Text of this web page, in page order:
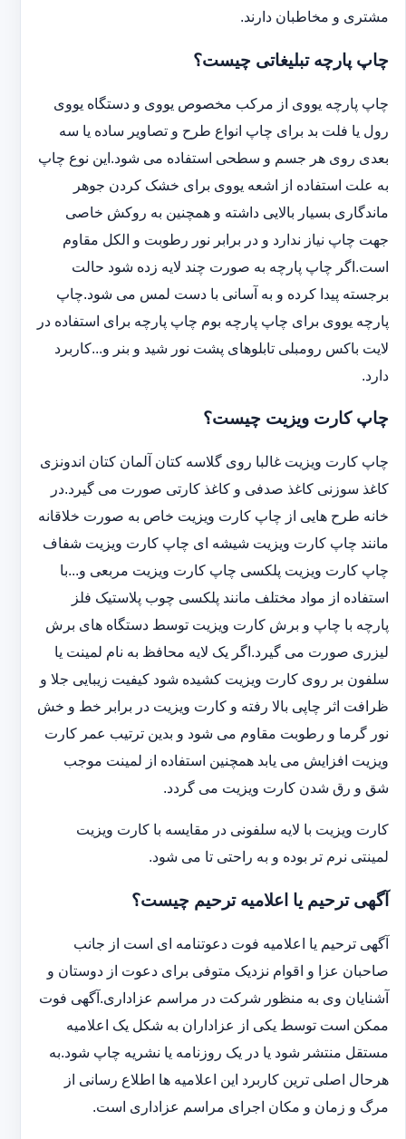
مشتری و مخاطبان دارند.
چاپ پارچه تبلیغاتی چیست؟
چاپ پارچه یووی از مرکب مخصوص یووی و دستگاه یووی
رول یا فلت بد برای چاپ انواع طرح و تصاویر ساده یا سه
بعدی روی هر جسم و سطحی استفاده می شود.این نوع چاپ
به علت استفاده از اشعه یووی برای خشک کردن جوهر
ماندگاری بسیار بالایی داشته و همچنین به روکش خاصی
جهت چاپ نیاز ندارد و در برابر نور رطوبت و الکل مقاوم
است.اگر چاپ پارچه به صورت چند لایه زده شود حالت
برجسته پیدا کرده و به آسانی با دست لمس می شود.چاپ
پارچه یووی برای چاپ پارچه بوم چاپ پارچه برای استفاده در
لایت باکس رومبلی تابلوهای پشت نور شید و بنر و...کاربرد
دارد.
چاپ کارت ویزیت چیست؟
چاپ کارت ویزیت غالبا روی گلاسه کتان آلمان کتان اندونزی
کاغذ سوزنی کاغذ صدفی و کاغذ کارتی صورت می گیرد.در
خانه طرح هایی از چاپ کارت ویزیت خاص به صورت خلاقانه
مانند چاپ کارت ویزیت شیشه ای چاپ کارت ویزیت شفاف
چاپ کارت ویزیت پلکسی چاپ کارت ویزیت مربعی و...با
استفاده از مواد مختلف مانند پلکسی چوب پلاستیک فلز
پارچه با چاپ و برش کارت ویزیت توسط دستگاه های برش
لیزری صورت می گیرد.اگر یک لایه محافظ به نام لمینت یا
سلفون بر روی کارت ویزیت کشیده شود کیفیت زیبایی جلا و
ظرافت اثر چاپی بالا رفته و کارت ویزیت در برابر خط و خش
نور گرما و رطوبت مقاوم می شود و بدین ترتیب عمر کارت
ویزیت افزایش می یابد همچنین استفاده از لمینت موجب
شق و رق شدن کارت ویزیت می گردد.
کارت ویزیت با لایه سلفونی در مقایسه با کارت ویزیت
لمینتی نرم تر بوده و به راحتی تا می شود.
آگهی ترحیم یا اعلامیه ترحیم چیست؟
آگهی ترحیم یا اعلامیه فوت دعوتنامه ای است از جانب
صاحبان عزا و اقوام نزدیک متوفی برای دعوت از دوستان و
آشنایان وی به منظور شرکت در مراسم عزاداری.آگهی فوت
ممکن است توسط یکی از عزاداران به شکل یک اعلامیه
مستقل منتشر شود یا در یک روزنامه یا نشریه چاپ شود.به
هرحال اصلی ترین کاربرد این اعلامیه ها اطلاع رسانی از
مرگ و زمان و مکان اجرای مراسم عزاداری است.